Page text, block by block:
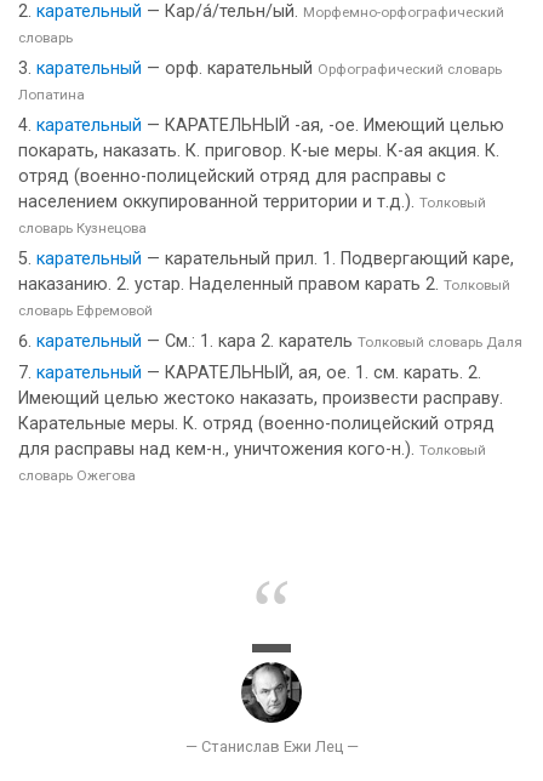
карательный — Кар/а́/тельн/ый. Морфемно-орфографический
словарь
карательный — орф. карательный Орфографический словарь
Лопатина
карательный — КАРАТЕЛЬНЫЙ -ая, -ое. Имеющий целью
покарать, наказать. К. приговор. К-ые меры. К-ая акция. К.
отряд (военно-полицейский отряд для расправы с
населением оккупированной территории и т.д.). Толковый
словарь Кузнецова
карательный — карательный прил. 1. Подвергающий каре,
наказанию. 2. устар. Наделенный правом карать 2. Толковый
словарь Ефремовой
карательный — См.: 1. кара 2. каратель Толковый словарь Даля
карательный — КАРАТЕЛЬНЫЙ, ая, ое. 1. см. карать. 2.
Имеющий целью жестоко наказать, произвести расправу.
Карательные меры. К. отряд (военно-полицейский отряд
для расправы над кем-н., уничтожения кого-н.). Толковый
словарь Ожегова